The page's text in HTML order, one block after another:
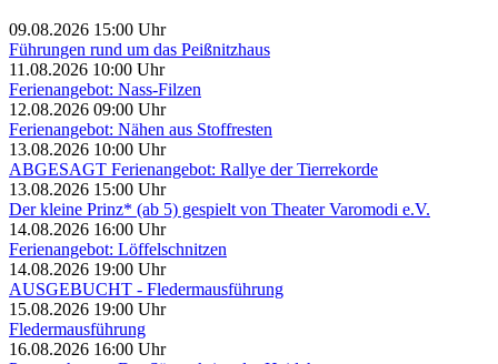
09.08.2026 15:00 Uhr
Führungen rund um das Peißnitzhaus
11.08.2026 10:00 Uhr
Ferienangebot: Nass-Filzen
12.08.2026 09:00 Uhr
Ferienangebot: Nähen aus Stoffresten
13.08.2026 10:00 Uhr
ABGESAGT Ferienangebot: Rallye der Tierrekorde
13.08.2026 15:00 Uhr
Der kleine Prinz* (ab 5) gespielt von Theater Varomodi e.V.
14.08.2026 16:00 Uhr
Ferienangebot: Löffelschnitzen
14.08.2026 19:00 Uhr
AUSGEBUCHT - Fledermausführung
15.08.2026 19:00 Uhr
Fledermausführung
16.08.2026 16:00 Uhr